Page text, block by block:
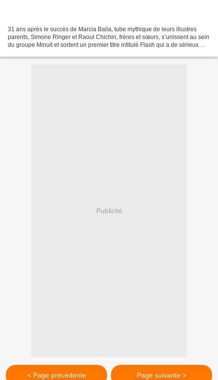
31 ans après le succès de Marcia Baila, tube mythique de leurs illustres
parents, Simone Ringer et Raoul Chichin, frères et sœurs, s’unissent au sein
du groupe Minuit et sortent un premier titre intitulé Flash qui a de sérieux
Publicité
< Page précédente Page suivante >